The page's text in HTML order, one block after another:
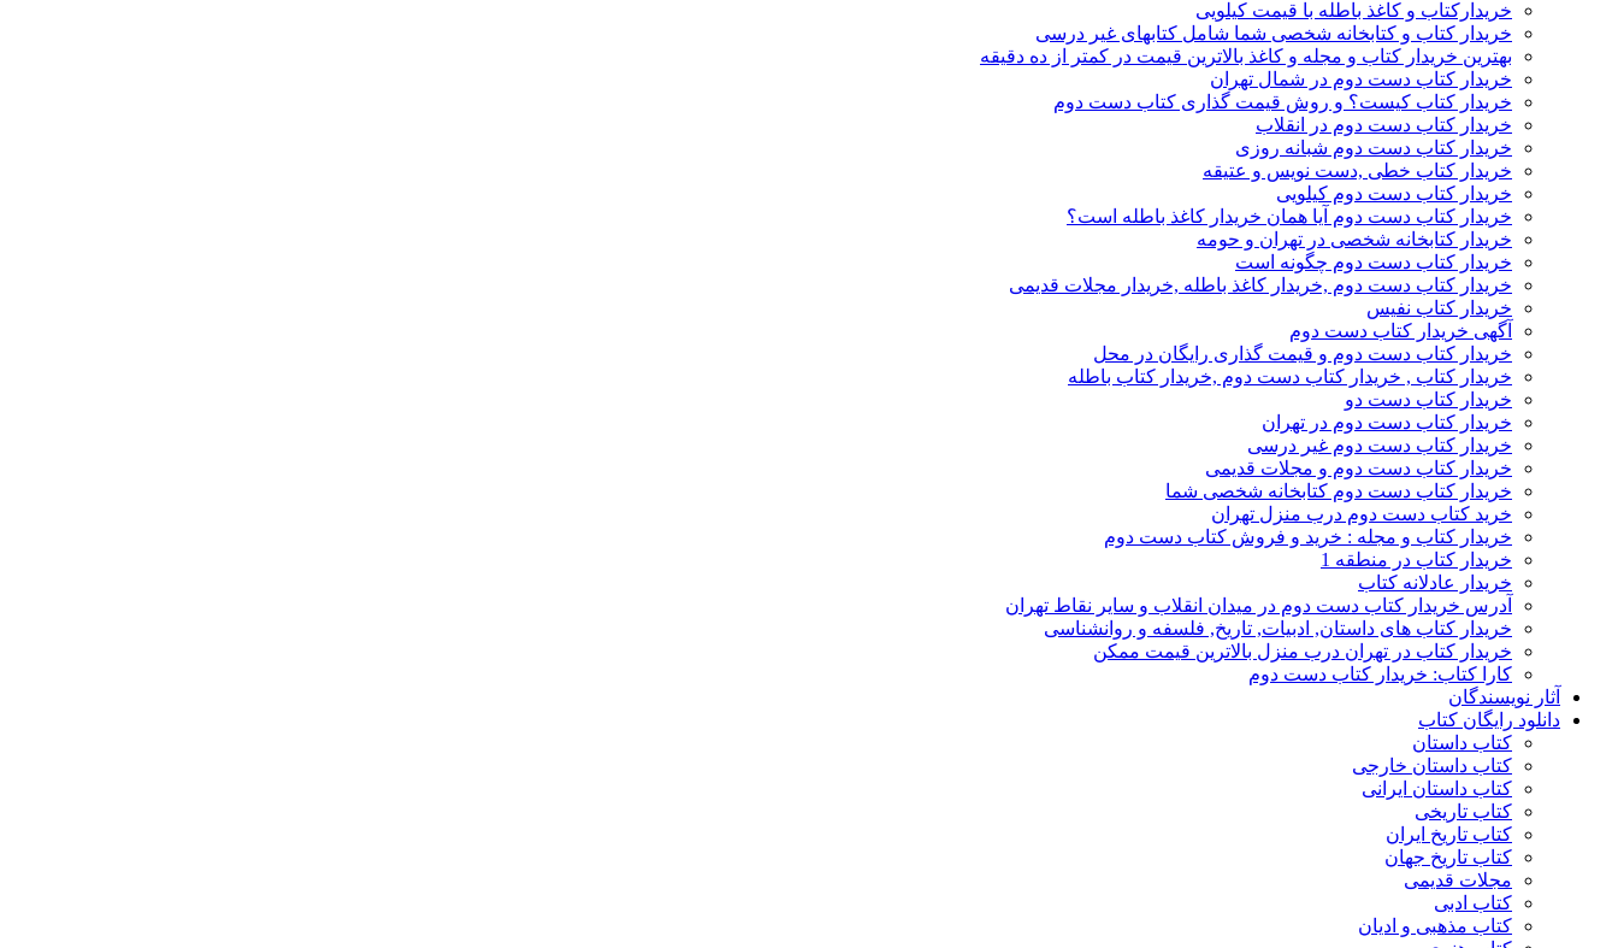
خریدارکتاب و کاغذ باطله با قیمت کیلویی
خریدار کتاب و کتابخانه شخصی شما شامل کتابهای غیر درسی
بهترین خریدار کتاب و مجله و کاغذ بالاترین قیمت در کمتر از ده دقیقه
خریدار کتاب دست دوم در شمال تهران
خریدار کتاب کیست؟ و روش قیمت گذاری کتاب دست دوم
خریدار کتاب دست دوم در انقلاب
خریدار کتاب دست دوم شبانه روزی
خریدار کتاب خطی ,دست نویس و عتیقه
خریدار کتاب دست دوم کیلویی
خریدار کتاب دست دوم آیا همان خریدار کاغذ باطله است؟
خریدار کتابخانه شخصی در تهران و حومه
خریدار کتاب دست دوم چگونه است
خریدار کتاب دست دوم ,خریدار کاغذ باطله ,خریدار مجلات قدیمی
خریدار کتاب نفیس
آگهی خریدار کتاب دست دوم
خریدار کتاب دست دوم و قیمت گذاری رایگان در محل
خریدار کتاب , خریدار کتاب دست دوم ,خریدار کتاب باطله
خریدار کتاب دست دو
خریدار کتاب دست دوم در تهران
خریدار کتاب دست دوم غیر درسی
خریدار کتاب دست دوم و مجلات قدیمی
خریدار کتاب دست دوم کتابخانه شخصی شما
خرید کتاب دست دوم درب منزل تهران
خریدار کتاب و مجله : خرید و فروش کتاب دست دوم
خریدار کتاب در منطقه 1
خریدار عادلانه کتاب
آدرس خریدار کتاب دست دوم در میدان انقلاب و سایر نقاط تهران
خریدار کتاب های داستان, ادبیات, تاریخ, فلسفه و روانشناسی
خریدار کتاب در تهران درب منزل بالاترین قیمت ممکن
کارا کتاب: خریدار کتاب دست دوم
آثار نویسندگان
دانلود رایگان کتاب
کتاب داستان
کتاب داستان خارجی
کتاب داستان ایرانی
کتاب تاریخی
کتاب تاریخ ایران
کتاب تاریخ جهان
مجلات قدیمی
کتاب ادبی
کتاب مذهبی و ادیان